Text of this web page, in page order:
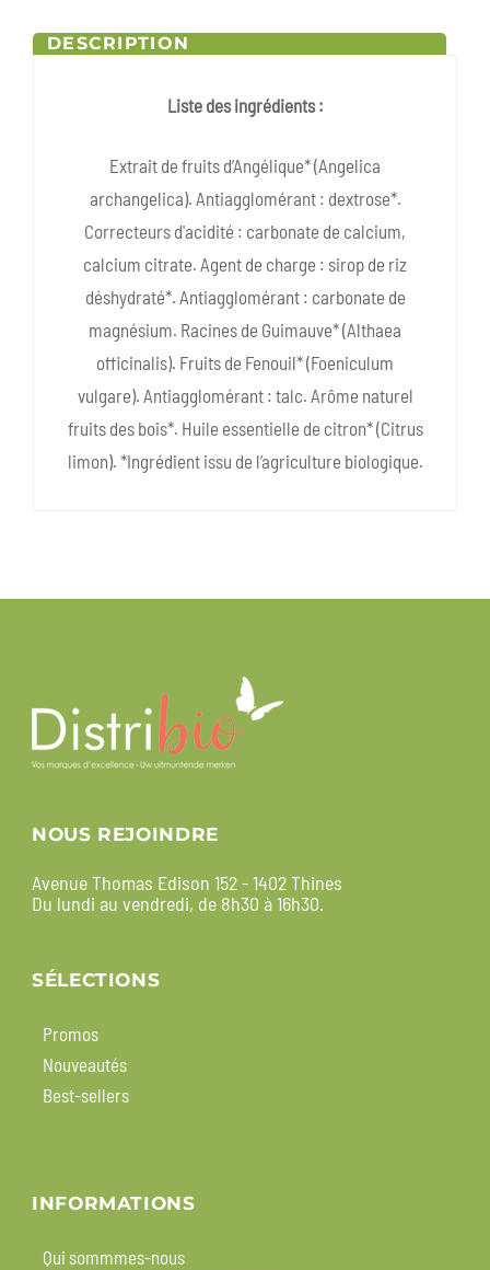
DESCRIPTION
Liste des ingrédients :
Extrait de fruits d’Angélique* (Angelica
archangelica). Antiagglomérant : dextrose*.
Correcteurs d'acidité : carbonate de calcium,
calcium citrate. Agent de charge : sirop de riz
déshydraté*. Antiagglomérant : carbonate de
magnésium. Racines de Guimauve* (Althaea
officinalis). Fruits de Fenouil* (Foeniculum
vulgare). Antiagglomérant : talc. Arôme naturel
fruits des bois*. Huile essentielle de citron* (Citrus
limon). *Ingrédient issu de l’agriculture biologique.
NOUS REJOINDRE
Avenue Thomas Edison 152 - 1402 Thines
Du lundi au vendredi, de 8h30 à 16h30.
SÉLECTIONS
Promos
Nouveautés
Best-sellers
INFORMATIONS
Qui sommmes-nous